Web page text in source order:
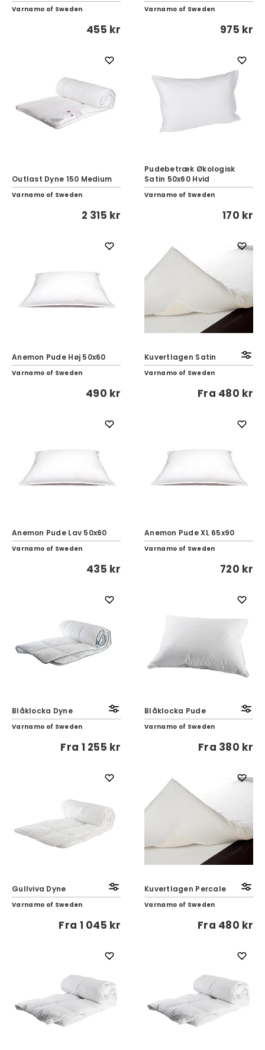
Varnamo of Sweden
455 kr
Varnamo of Sweden
975 kr
Outlast Dyne 150 Medium
Varnamo of Sweden
2 315 kr
Pudebetræk Økologisk
Satin 50x60 Hvid
Varnamo of Sweden
170 kr
Anemon Pude Høj 50x60
Varnamo of Sweden
490 kr
Kuvertlagen Satin
Varnamo of Sweden
Fra 480 kr
Anemon Pude Lav 50x60
Varnamo of Sweden
435 kr
Anemon Pude XL 65x90
Varnamo of Sweden
720 kr
Blåklocka Dyne
Varnamo of Sweden
Fra 1 255 kr
Blåklocka Pude
Varnamo of Sweden
Fra 380 kr
Gullviva Dyne
Varnamo of Sweden
Fra 1 045 kr
Kuvertlagen Percale
Varnamo of Sweden
Fra 480 kr